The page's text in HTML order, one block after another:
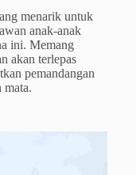
menarik untuk
anak-anak
ini. Memang
akan terlepas
pemandangan
mata.